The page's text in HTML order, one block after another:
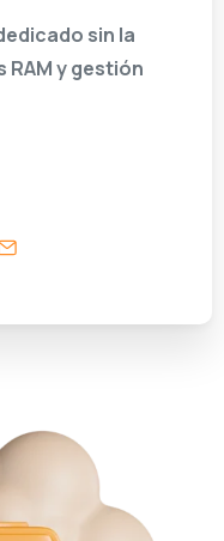
sin la
RAM y gestión